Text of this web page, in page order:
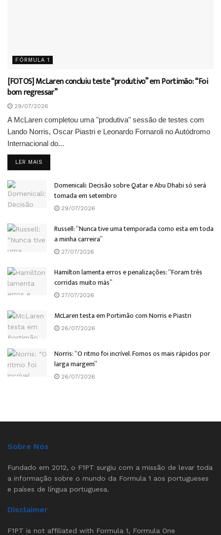
FÓRMULA 1
[FOTOS] McLaren concluiu teste “produtivo” em Portimão: “Foi
bom regressar”
29/07/2026
A McLaren completou uma "produtiva" sessão de testes com
Lando Norris, Oscar Piastri e Leonardo Fornaroli no Autódromo
Internacional do...
LER MAIS
Domenicali: Decisão sobre Qatar e Abu Dhabi só será
tomada em setembro
29/07/2026
Russell: “Nunca tive uma temporada como esta em toda
a minha carreira”
27/07/2026
Hamilton lamenta erros e penalizações: “Foram três
corridas muito más”
27/07/2026
McLaren testa em Portimão com Norris e Piastri
26/07/2026
Norris: “O ritmo foi incrível. Fomos os mais rápidos por
larga margem”
26/07/2026
Sobre Nós
Fundado em 2012, o F1PT surgiu com a missão de levar toda
a informação sobre o mundo da Formula 1 aos portugueses
e países de língua portuguesa.
Disclaimer
F1PT is not affiliated with Formula 1, Formula One